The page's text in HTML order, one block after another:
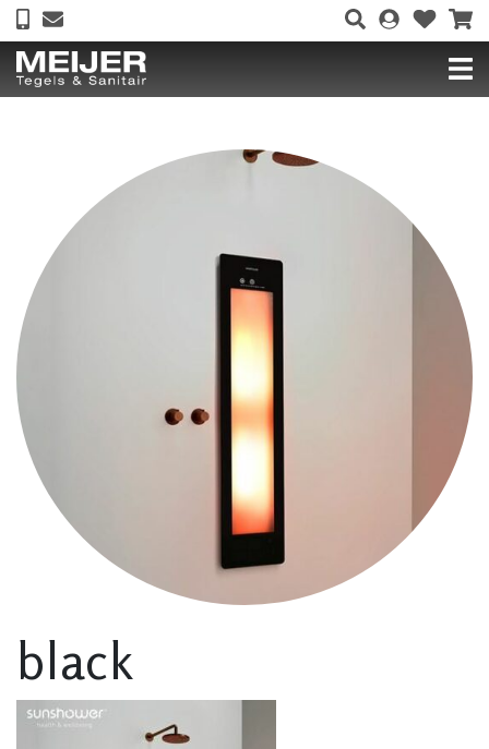
black